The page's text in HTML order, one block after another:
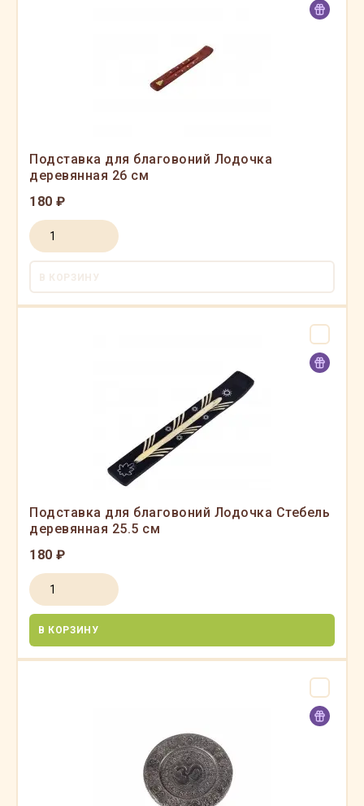
Подставка для благовоний Лодочка
деревянная 26 см
180 ₽
В КОРЗИНУ
Подставка для благовоний Лодочка Стебель
деревянная 25.5 см
180 ₽
В КОРЗИНУ